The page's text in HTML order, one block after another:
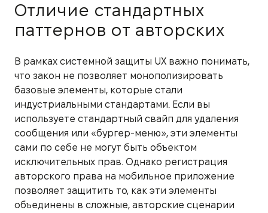
Отличие стандартных
паттернов от авторских
В рамках системной защиты UX важно понимать,
что закон не позволяет монополизировать
базовые элементы, которые стали
индустриальными стандартами. Если вы
используете стандартный свайп для удаления
сообщения или «бургер-меню», эти элементы
сами по себе не могут быть объектом
исключительных прав. Однако регистрация
авторского права на мобильное приложение
позволяет защитить то, как эти элементы
объединены в сложные, авторские сценарии